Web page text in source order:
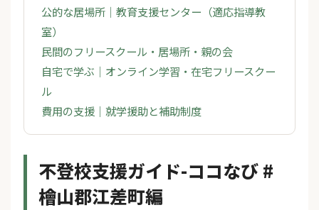
公的な居場所｜教育支援センター（適応指導教
室）
民間のフリースクール・居場所・親の会
自宅で学ぶ｜オンライン学習・在宅フリースクー
ル
費用の支援｜就学援助と補助制度
不登校支援ガイド-ココなび #
檜山郡江差町編